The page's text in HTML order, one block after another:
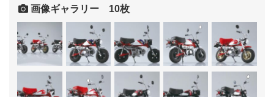
画像ギャラリー 10枚